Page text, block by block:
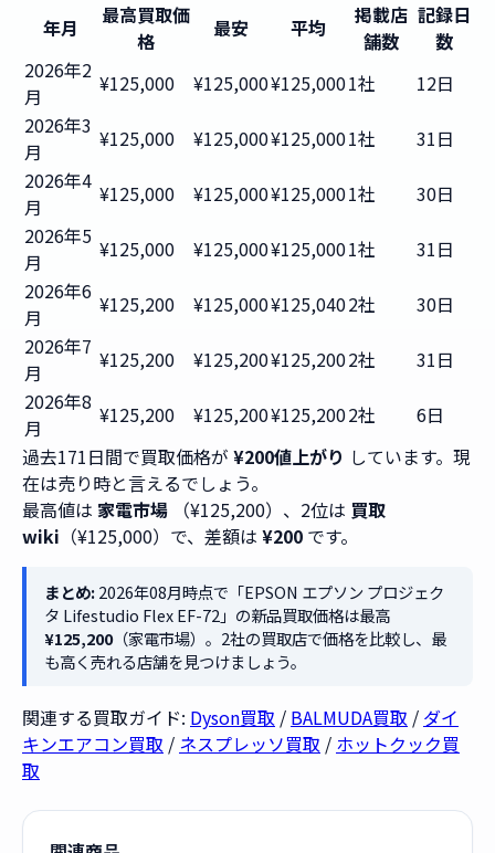
年月
最高買取価
格
最安 平均
掲載店
舗数
記録日
数
2026年2
月
¥125,000 ¥125,000¥125,0001社
12日
2026年3
月
¥125,000 ¥125,000¥125,0001社
31日
2026年4
月
¥125,000 ¥125,000¥125,0001社
30日
2026年5
月
¥125,000 ¥125,000¥125,0001社
31日
2026年6
月
¥125,200 ¥125,000¥125,0402社
30日
2026年7
月
¥125,200 ¥125,200¥125,2002社
31日
2026年8
月
¥125,200 ¥125,200¥125,2002社
6日
過去171日間で買取価格が ¥200値上がり しています。現
在は売り時と言えるでしょう。
最高値は 家電市場 （¥125,200）、2位は 買取
wiki （¥125,000）で、差額は ¥200 です。
まとめ:2026年08月時点で「EPSON エプソン プロジェク
タ Lifestudio Flex EF-72」の新品買取価格は最高
¥125,200（家電市場）。2社の買取店で価格を比較し、最
も高く売れる店舗を見つけましょう。
関連する買取ガイド: Dyson買取 / BALMUDA買取 / ダイ
キンエアコン買取 / ネスプレッソ買取 / ホットクック買
取